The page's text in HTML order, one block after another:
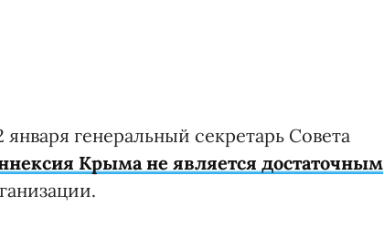
генеральный секретарь Совета
Крыма не является достаточным